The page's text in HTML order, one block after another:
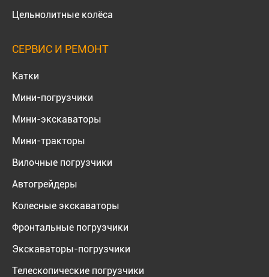
Цельнолитные колёса
СЕРВИС И РЕМОНТ
Катки
Мини-погрузчики
Мини-экскаваторы
Мини-тракторы
Вилочные погрузчики
Автогрейдеры
Колесные экскаваторы
Фронтальные погрузчики
Экскаваторы-погрузчики
Телескопические погрузчики